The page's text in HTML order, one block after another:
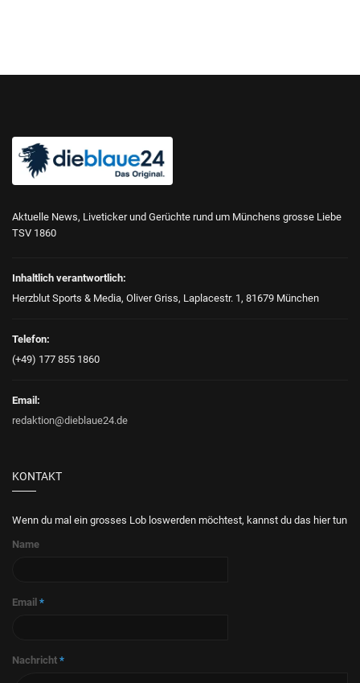
Aktuelle News, Liveticker und Gerüchte rund um Münchens grosse Liebe
TSV 1860
Inhaltlich verantwortlich:
Herzblut Sports & Media, Oliver Griss, Laplacestr. 1, 81679 München
Telefon:
(+49) 177 855 1860
Email:
redaktion@dieblaue24.de
KONTAKT
Wenn du mal ein grosses Lob loswerden möchtest, kannst du das hier tun
Name
Email *
Nachricht *